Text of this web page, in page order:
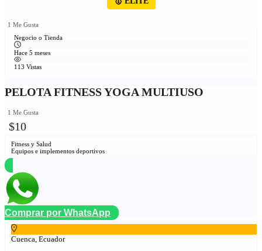
1 Me Gusta
Negocio o Tienda
Hace 5 meses
113 Vistas
PELOTA FITNESS YOGA MULTIUSO
1 Me Gusta
$10
Fitness y Salud
Equipos e implementos deportivos
Comprar por WhatsApp
Cuenca, Ecuador